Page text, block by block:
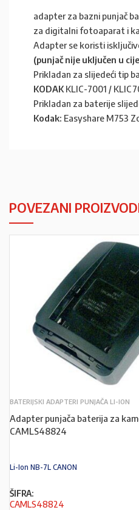
adapter za bazni punjač
za digitalni fotoaparat i
Adapter se koristi
(punjač nije uključen u
Prikladan za slijedeći tip
KODAK KLIC-7001 /
Prikladan za baterije
Kodak: Easyshare M753
POVEZANI
BATERIJSKI ADAPTERI PUNJAČA LI-ION
Adapter punjača baterija za
CAMLS48824
Li-Ion NB-7L CANON
ŠIFRA:
CAMLS48824